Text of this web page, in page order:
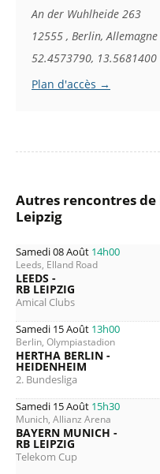
An der Wuhlheide 263
12555 , Berlin, Allemagne
52.4573790, 13.5681400
Plan d'accès →
Autres rencontres
Leipzig
Samedi 08 Août 14h00
Leeds, Elland Road
LEEDS -
RB LEIPZIG
Amical Clubs
Samedi 15 Août 13h00
Berlin, Olympiastadion
HERTHA BERLIN -
HEIDENHEIM
2. Bundesliga
Samedi 15 Août 15h30
Munich, Allianz Arena
BAYERN MUNICH -
RB LEIPZIG
Telekom Cup